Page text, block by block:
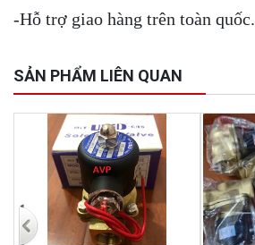
-Hỗ trợ giao hàng trên toàn quốc.
SẢN PHẨM LIÊN QUAN